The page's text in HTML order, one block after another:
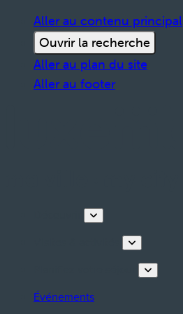
Aller au contenu principal
Ouvrir la recherche
Aller au plan du site
Aller au footer
Événements